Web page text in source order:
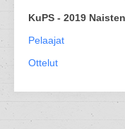
KuPS - 2019
Pelaajat
Ottelut